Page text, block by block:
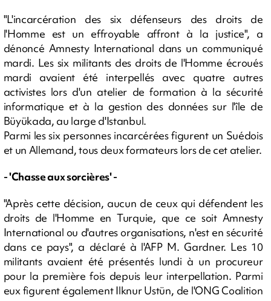
"L'incarcération des six défenseurs des droits de
l'Homme est un effroyable affront à la justice", a
dénoncé Amnesty International dans un communiqué
mardi. Les six militants des droits de l'Homme écroués
mardi avaient été interpellés avec quatre autres
activistes lors d'un atelier de formation à la sécurité
informatique et à la gestion des données sur l'île de
Büyükada, au large d'Istanbul.
Parmi les six personnes incarcérées figurent un Suédois
et un Allemand, tous deux formateurs lors de cet atelier.
- 'Chasse aux sorcières' -
"Après cette décision, aucun de ceux qui défendent les
droits de l'Homme en Turquie, que ce soit Amnesty
International ou d'autres organisations, n'est en sécurité
dans ce pays", a déclaré à l'AFP M. Gardner. Les 10
militants avaient été présentés lundi à un procureur
pour la première fois depuis leur interpellation. Parmi
eux figurent également Ilknur Ustün, de l'ONG Coalition